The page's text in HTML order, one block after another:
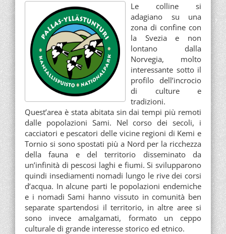
Le colline si
adagiano su una
zona di confine con
la Svezia e non
lontano dalla
Norvegia, molto
interessante sotto il
profilo dell’incrocio
di culture e
tradizioni.
Quest’area è stata abitata sin dai tempi più remoti
dalle popolazioni Sami. Nel corso dei secoli, i
cacciatori e pescatori delle vicine regioni di Kemi e
Tornio si sono spostati più a Nord per la ricchezza
della fauna e del territorio disseminato da
un’infinità di pescosi laghi e fiumi. Si svilupparono
quindi insediamenti nomadi lungo le rive dei corsi
d’acqua. In alcune parti le popolazioni endemiche
e i nomadi Sami hanno vissuto in comunità ben
separate spartendosi il territorio, in altre aree si
sono invece amalgamati, formato un ceppo
culturale di grande interesse storico ed etnico.